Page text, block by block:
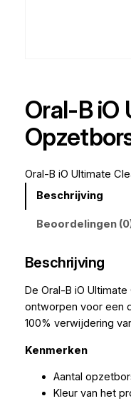
Oral-B iO
Oral-B iO Ultimate
Beschrijving
Beoordelingen
Beschrijving
De Oral-B iO
ontworpen voor een
100% verwijdering
Kenmerken
Aantal
Kleur van het